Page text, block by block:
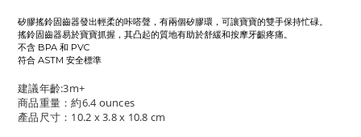
矽膠搖鈴固齒器發出輕柔的咔嗒聲，有兩個矽膠環，可讓寶寶的雙手保持忙碌。
搖鈴固齒器易於寶寶抓握，其凸起的質地有助於舒緩和按摩牙齦疼痛。
不含 BPA 和 PVC
符合 ASTM 安全標準
建議年齡:3m+
商品重量：約6.4 ounces
產品尺寸：10.2 x 3.8 x 10.8 cm